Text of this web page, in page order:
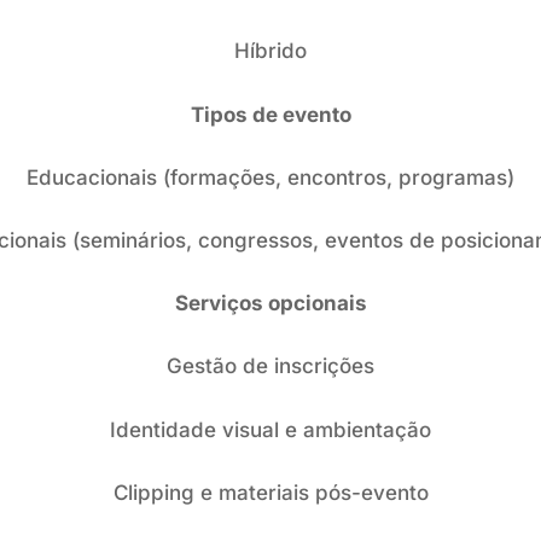
Híbrido
Tipos de evento
Educacionais (formações, encontros, programas)
(seminários, congressos, eventos de
Serviços opcionais
Gestão de inscrições
Identidade visual e ambientação
Clipping e materiais pós-evento